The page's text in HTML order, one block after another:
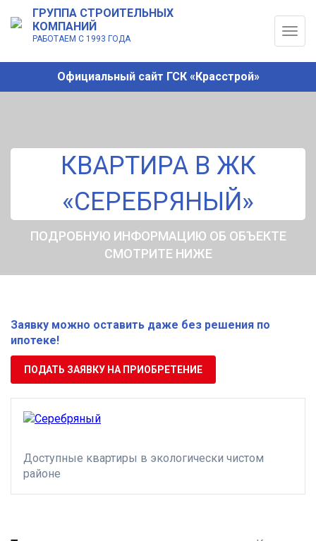
Официальный сайт ГСК «Красстрой»
ГРУППА СТРОИТЕЛЬНЫХ
КОМПАНИЙ
РАБОТАЕМ С 1993 ГОДА
КВАРТИРА В ЖК
«СЕРЕБРЯНЫЙ»
ПОДРОБНУЮ ИНФОРМАЦИЮ ОБ ОБЪЕКТЕ
СМОТРИТЕ НИЖЕ
Заявку можно оставить даже без решения по
ипотеке!
ПОДАТЬ ЗАЯВКУ НА ПРИОБРЕТЕНИЕ
Доступные квартиры в экологически чистом
районе